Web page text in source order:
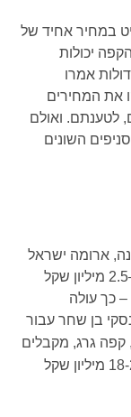
במחיר אחיד של
יכולות
אמרו
את המחירים
לטענתם. ואולם
השונים
ארומה ישראל
וקפה קפה, מקבלים רק מהזכיינים שלהם 2–2.5 מיליון שקל
בשנה – כך עולה
בן שחר עבור
קפה גרג, מקבלים
מהזכיינים מדי חודש 1.5–2 מיליון שקל – 18-24 מיליון שקל